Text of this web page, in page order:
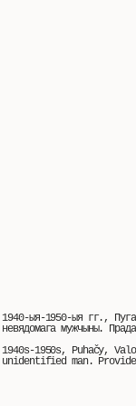
1940-ыя-1950-ыя гг.,
невядомага мужчыны.
1940s-1950s, Puhačy,
unidentified man.